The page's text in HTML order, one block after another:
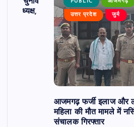
बने अध्यक्ष,
PUBLIC आजमगढ़
उत्तर प्रदेश जुर्म
आजमगढ़ फर्जी इलाज और
महिला की मौत मामले में
संचालक गिरफ्तार